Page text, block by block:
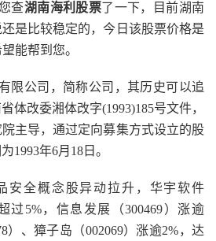
查湖南海利股票了一下，目前湖南
是比较稳定的，今日该股票价格是
能帮到您。
限公司，简称公司，其历史可以追
体改委湘体改字(1993)185号文件，
主导，通过定向募集方式设立的股
1993年6月18日。
安全概念股异动拉升，华宇软件
过5%，信息发展（300469）涨逾
）、獐子岛（002069）涨逾2%，达